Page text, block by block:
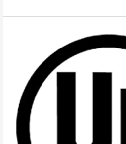
Kompresörlerinde
Sertifikalı
Parçaların
Mirasını
ve
Faydalarını
Keşfedin